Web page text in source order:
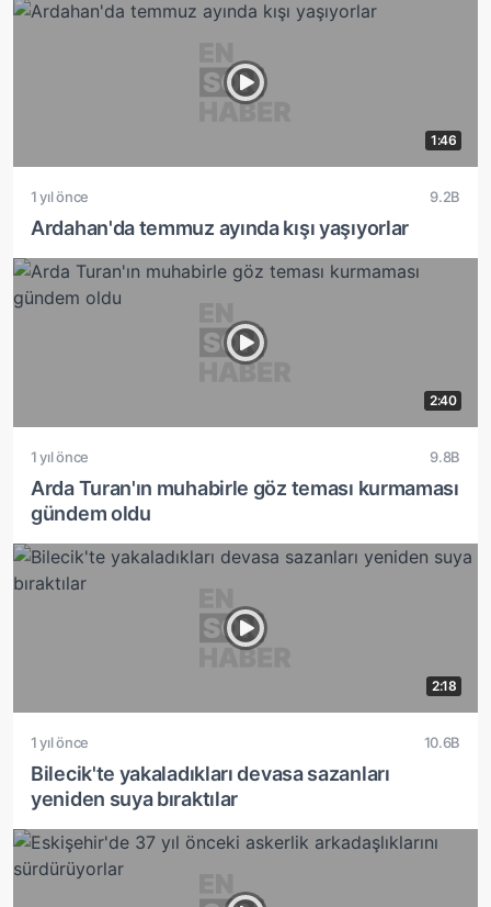
1:46
1 yıl önce 9.2B
Ardahan'da temmuz ayında kışı yaşıyorlar
2:40
1 yıl önce 9.8B
Arda Turan'ın muhabirle göz teması kurmaması
gündem oldu
2:18
1 yıl önce 10.6B
Bilecik'te yakaladıkları devasa sazanları
yeniden suya bıraktılar